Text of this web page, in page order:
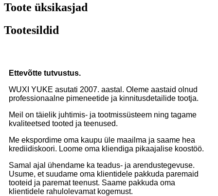
Toote üksikasjad
Tootesildid
Ettevõtte tutvustus.
WUXI YUKE asutati 2007. aastal. Oleme aastaid olnud
professionaalne pimeneetide ja kinnitusdetailide tootja.
Meil on täielik juhtimis- ja tootmissüsteem ning tagame
kvaliteetsed tooted ja teenused.
Me ekspordime oma kaupu üle maailma ja saame hea
krediidiskoori. Loome oma kliendiga pikaajalise koostöö.
Samal ajal ühendame ka teadus- ja arendustegevuse.
Usume, et suudame oma klientidele pakkuda paremaid
tooteid ja paremat teenust. Saame pakkuda oma
klientidele rahulolevamat kogemust.